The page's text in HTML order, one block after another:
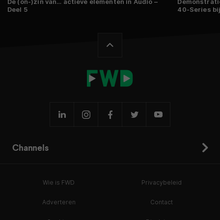
Deel 5
40-Series
Channels
Wie is FWD Privacybeleid
Adverteren Contact